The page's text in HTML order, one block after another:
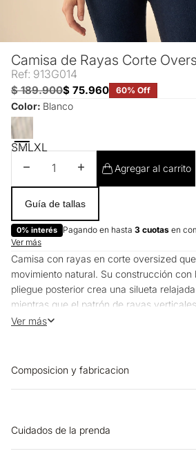
Camisa de Rayas Corte
Ref: 913G014
$ 189.900$ 75.960 60% Off
Color: Blanco
SML XL
Disminuir cantidadAumentar cantidad
Agregar al carrito
Guía de tallas
0% interés Pagando en hasta 3 cuotas en
Ver más
Camisa con rayas en corte oversized
movimiento natural. Su construcción
pliegue posterior crea una silueta
mientras que el patrón de rayas
Diseñada para transitar desde reuniones
Ver más
Composicion y fabricacion
Cuidados de la prenda